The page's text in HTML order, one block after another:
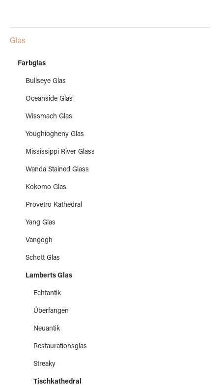
Glas
Farbglas
Bullseye Glas
Oceanside Glas
Wissmach Glas
Youghiogheny Glas
Mississippi River Glass
Wanda Stained Glass
Kokomo Glas
Provetro Kathedral
Yang Glas
Vangogh
Schott Glas
Lamberts Glas
Echtantik
Überfangen
Neuantik
Restaurationsglas
Streaky
Tischkathedral